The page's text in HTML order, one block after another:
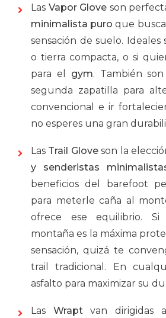
Las Vapor Glove son
minimalista puro que
sensación de suelo. Ideales
o tierra compacta, o si
para el
gym. También
segunda zapatilla para
convencional e ir
no esperes una gran
Las Trail Gloveson la
y senderistas
beneficios del barefoot
para meterle caña al
ofrece ese equilibrio.
montaña es la máxima
sensación, quizá te
trail tradicional. En
asfalto para maximizar su
Las Wraptvan dirigidas